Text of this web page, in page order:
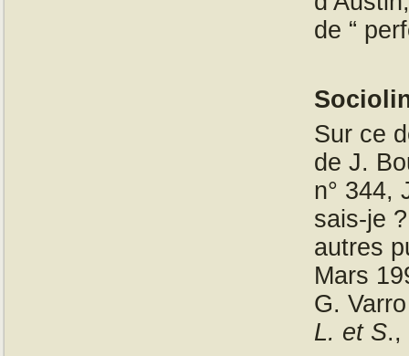
de “
Sur ce
de J.
n° 344,
sais-je
autres
Mars
G.
L. et S.,